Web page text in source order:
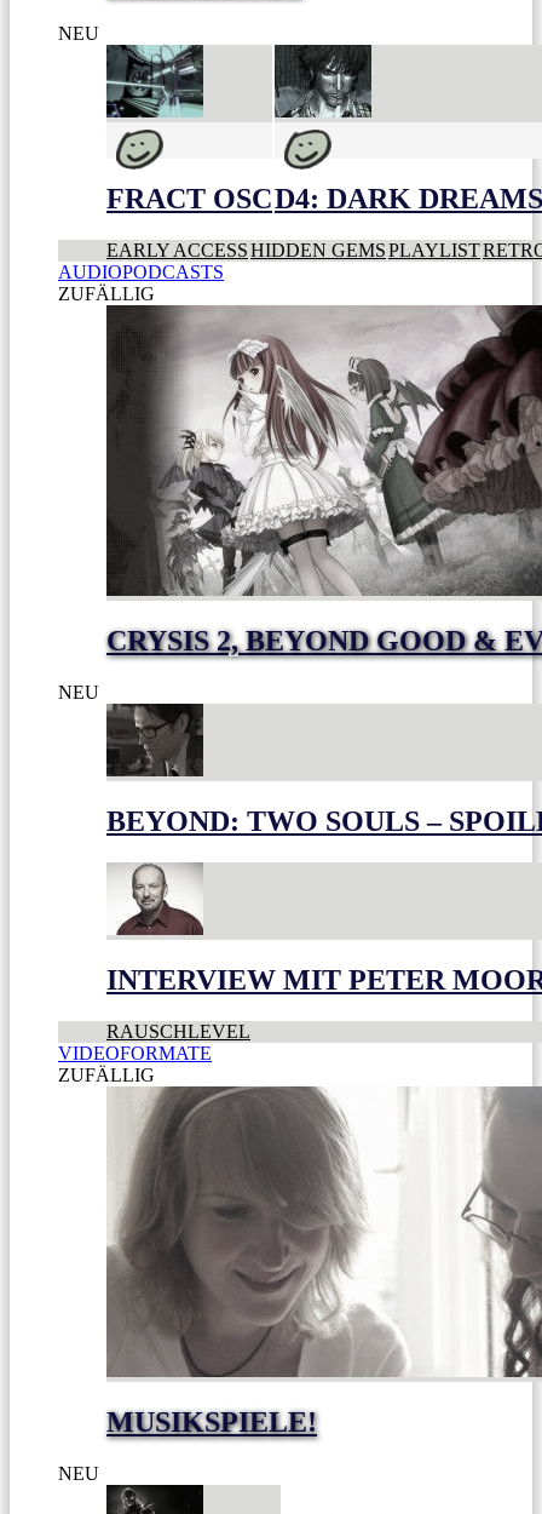
NEU
FRACT OSCD4: DARK
EARLY ACCESSHIDDEN GEMSPLAYLIST
AUDIOPODCASTS
ZUFÄLLIG
CRYSIS 2, BEYOND GOOD &
NEU
BEYOND: TWO SOULS –
INTERVIEW MIT PETER
RAUSCHLEVEL
VIDEOFORMATE
ZUFÄLLIG
MUSIKSPIELE!
NEU